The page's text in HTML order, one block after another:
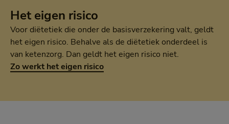
Het eigen risico
Voor diëtetiek die onder de basisverzekering valt, geldt
het eigen risico. Behalve als de diëtetiek onderdeel is
van ketenzorg. Dan geldt het eigen risico niet.
Zo werkt het eigen risico